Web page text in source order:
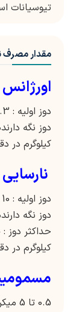
تیوسیانات
مقدار مصرف
دوز اولیه : 0.3 میکروگرم بر کیلوگرم در دقیقه
کیلوگرم در
دوز اولیه : 10 تا 15 میکروگرم در دقیقه
دوز نگه دارنده : 10 تا 200 میکروگرم
کیلوگرم در
0.5 تا 5 میکروگرم بر کیلوگرم در دقیقه